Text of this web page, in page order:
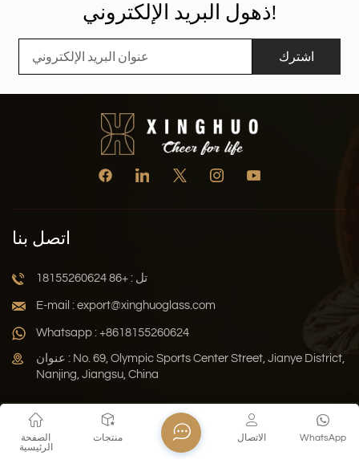
ذهول البريد الإلكتروني!
اشترك
اتصل بنا
تل : +86 18155260624
E-mail : export@xinghuoglass.com
Whatsapp : +8618155260624
عنوان : No. 69, Olympic Sports Center Street, Jianye District,
Nanjing, Jiangsu, China
Xml سياسة الخصوصية المدونة
خريطة الموقع
حقوق النشر © 2026 Jiangsu Xinghuo Technology Co., Ltd. جميع
الصفحة
الرئيسية
منتجات WhatsApp الاتصال